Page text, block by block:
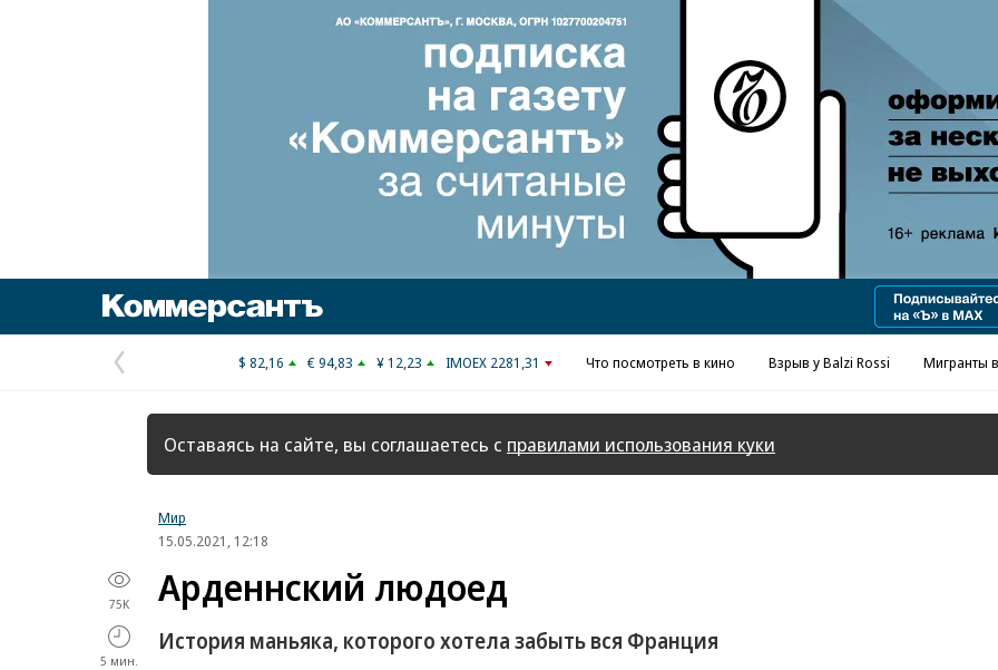
Реклама в «Ъ» www.kommersant.ru/ad
Предыдущая
страница
$ 82,16 € 94,83 ¥ 12,23 IMOEX 2281,31 Что посмотреть в кино Взрыв у Balzi Rossi Мигранты
Оставаясь на сайте, вы соглашаетесь с правилами использования куки
Мир
15.05.2021, 12:18
75K
5 мин.
Арденнский людоед
История маньяка, которого хотела забыть вся Франция